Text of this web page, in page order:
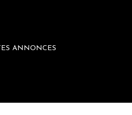
ANNONCES